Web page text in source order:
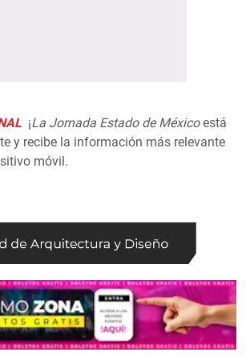
¡La Jornada Estado de Méxicoestá
y recibe la información más relevante
móvil.